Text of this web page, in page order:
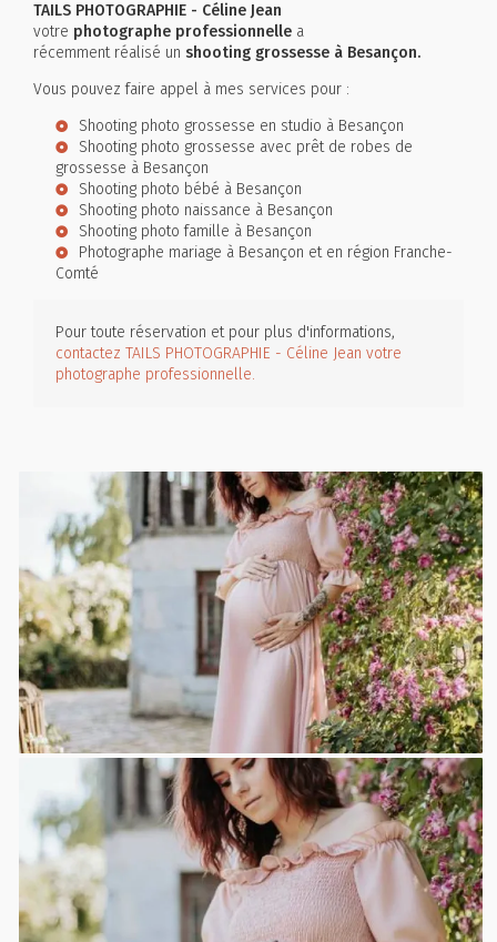
TAILS PHOTOGRAPHIE - Céline Jean
votre photographe professionnelle a
récemment réalisé un shooting grossesse à Besançon.
Vous pouvez faire appel à mes services pour :
Shooting photo grossesse en studio à Besançon
Shooting photo grossesse avec prêt de robes de
grossesse à Besançon
Shooting photo bébé à Besançon
Shooting photo naissance à Besançon
Shooting photo famille à Besançon
Photographe mariage à Besançon et en région Franche-
Comté
Pour toute réservation et pour plus d'informations,
contactez TAILS PHOTOGRAPHIE - Céline Jean votre
photographe professionnelle.